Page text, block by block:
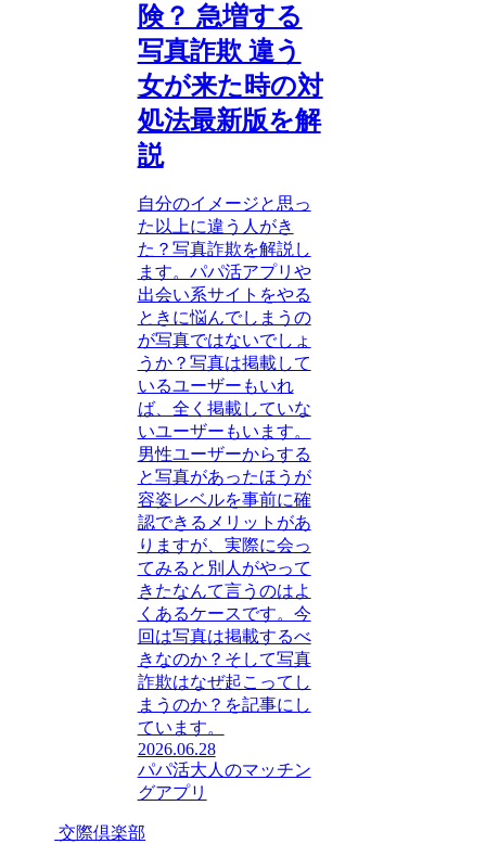
険？ 急増する
写真詐欺 違う
女が来た時の対
処法最新版を解
説
自分のイメージと思っ
た以上に違う人がき
た？写真詐欺を解説し
ます。パパ活アプリや
出会い系サイトをやる
ときに悩んでしまうの
が写真ではないでしょ
うか？写真は掲載して
いるユーザーもいれ
ば、全く掲載していな
いユーザーもいます。
男性ユーザーからする
と写真があったほうが
容姿レベルを事前に確
認できるメリットがあ
りますが、実際に会っ
てみると別人がやって
きたなんて言うのはよ
くあるケースです。今
回は写真は掲載するべ
きなのか？そして写真
詐欺はなぜ起こってし
まうのか？を記事にし
ています。
2026.06.28
パパ活大人のマッチン
グアプリ
交際倶楽部